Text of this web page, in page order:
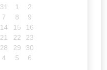
31 1
2
7 8
9
14 15
16
21 22
23
28 29
30
4 5 6